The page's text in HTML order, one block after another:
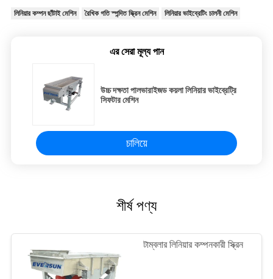
লিনিয়ার কম্পন ছাঁটাই মেশিন রৈখিক গতি স্পন্দিত স্ক্রিন মেশিন লিনিয়ার ভাইব্রেটিং চালনী মেশিন
এর সেরা মূল্য পান
উচ্চ দক্ষতা পালভারাইজড কয়লা লিনিয়ার ভাইব্রেট্রি
সিফটার মেশিন
চালিয়ে
শীর্ষ পণ্য
টাম্বলার লিনিয়ার কম্পনকারী স্ক্রিন